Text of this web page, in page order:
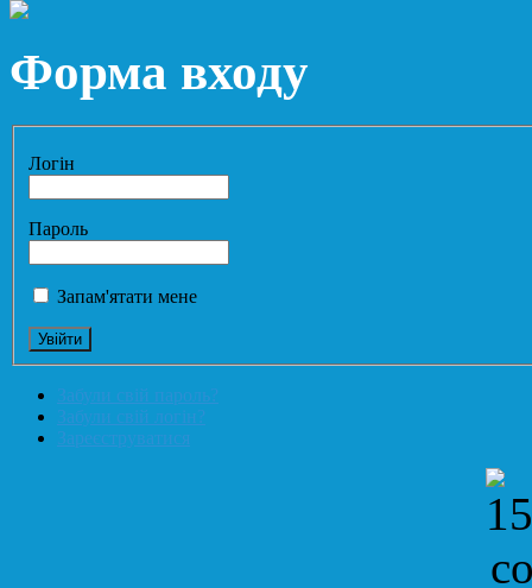
Форма входу
Логін
Пароль
Запам'ятати мене
Забули свій пароль?
Забули свій логін?
Зареєструватися